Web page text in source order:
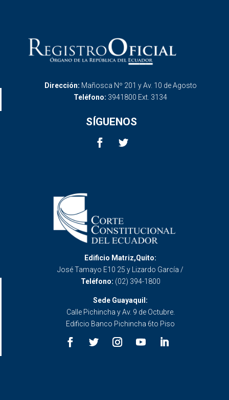
Dirección: Mañosca Nº 201 y Av. 10 de Agosto
Teléfono: 3941800 Ext. 3134
SÍGUENOS
Edificio Matriz,Quito:
José Tamayo E10 25 y Lizardo García /
Teléfono: (02) 394-1800
Sede Guayaquil:
Calle Pichincha y Av. 9 de Octubre.
Edificio Banco Pichincha 6to Piso